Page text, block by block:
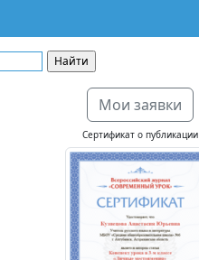
Мои заявки
Сертификат о публикации